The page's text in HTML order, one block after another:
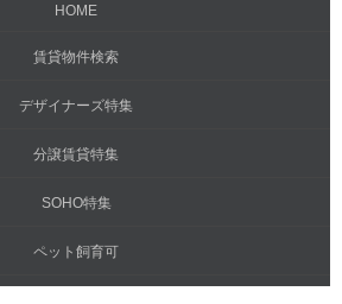
HOME
賃貸物件検索
デザイナーズ特集
分譲賃貸特集
SOHO特集
ペット飼育可